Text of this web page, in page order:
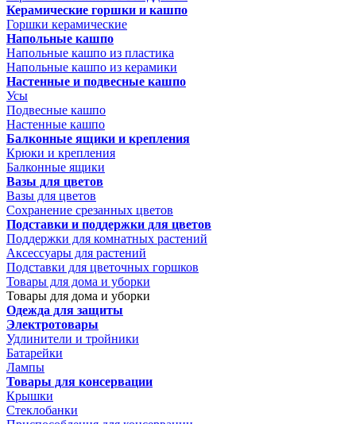
Керамические горшки и кашпо
Горшки керамические
Напольные кашпо
Напольные кашпо из пластика
Напольные кашпо из керамики
Настенные и подвесные кашпо
Усы
Подвесные кашпо
Настенные кашпо
Балконные ящики и крепления
Крюки и крепления
Балконные ящики
Вазы для цветов
Вазы для цветов
Сохранение срезанных цветов
Подставки и поддержки для цветов
Поддержки для комнатных растений
Аксессуары для растений
Подставки для цветочных горшков
Товары для дома и уборки
Товары для дома и уборки
Одежда для защиты
Электротовары
Удлинители и тройники
Батарейки
Лампы
Товары для консервации
Крышки
Стеклобанки